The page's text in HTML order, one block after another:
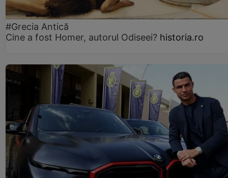
#Grecia Antică
Cine a fost Homer, autorul Odiseei? historia.ro